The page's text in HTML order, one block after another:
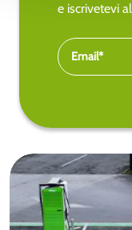
e iscrivetevi